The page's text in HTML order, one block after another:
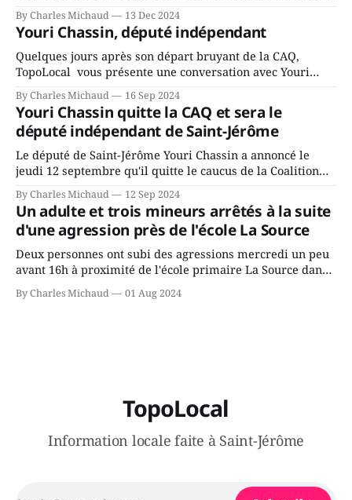
fait l’annonce en s’adressant aux employés de la ville,
rassemblés en soirée pour leur traditionnel souper
By Charles Michaud 13 Dec 2024
Youri Chassin, député indépendant
Quelques jours après son départ bruyant de la CAQ,
TopoLocal vous présente une conversation avec Youri
depuis longtemps? Sera-t-il candidat indépendant dans 2
ans? Joindrait-il un autre parti, par exemple les
conservateurs d’Éric Duhaime? Que lui
By Charles Michaud 16 Sep 2024
Youri Chassin quitte la CAQ et sera le
député indépendant de Saint-Jérôme
Le député de Saint-Jérôme Youri Chassin a annoncé le
jeudi 12 septembre qu'il quitte le caucus de la Coalition
gouvernement de la CAQ, surtout de son incapacité, qu'il
juge chronique, à offrir des
By Charles Michaud 12 Sep 2024
Un adulte et trois mineurs arrêtés à la suite
d'une agression près de l'école La Source
Deux personnes ont subi des agressions mercredi un peu
avant 16h à proximité de l'école primaire La Source dans
victimes aurait été écrasée sous un véhicule et aspergée
By Charles Michaud 01 Aug 2024
TopoLocal
Information locale faite à Saint-Jérôme